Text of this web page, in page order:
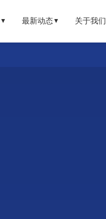
▼ 最新动态▼ 关于我们